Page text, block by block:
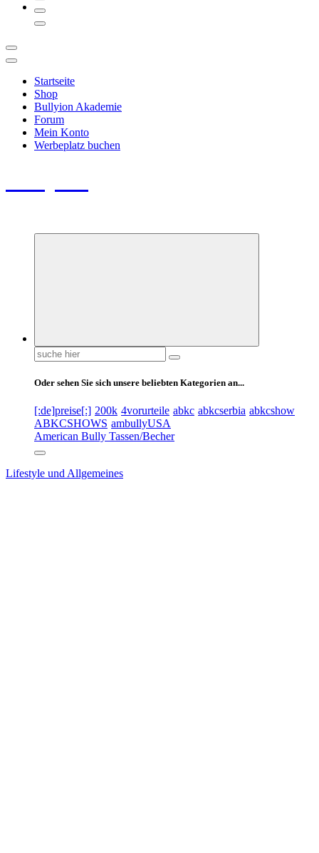
Startseite
Shop
Bullyion Akademie
Forum
Mein Konto
Werbeplatz buchen
Suchen
nach:
Oder sehen Sie sich unsere beliebten Kategorien an...
[:de]preise[:] 200k 4vorurteile abkc abkcserbia abkcshow
ABKCSHOWS ambullyUSA
American Bully Tassen/Becher
Lifestyle und Allgemeines